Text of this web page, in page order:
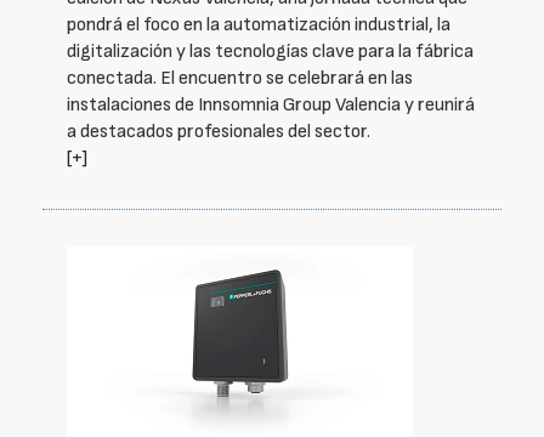
pondrá el foco en la automatización industrial, la
digitalización y las tecnologías clave para la fábrica
conectada. El encuentro se celebrará en las
instalaciones de Innsomnia Group Valencia y reunirá
a destacados profesionales del sector.
[+]